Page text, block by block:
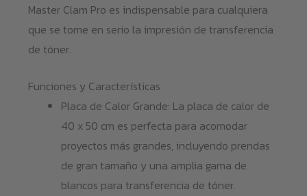
Master Clam Pro es indispensable para cualquiera
que se tome en serio la impresión de transferencia
de tóner.
Funciones y Características
Placa de Calor Grande: La placa de calor de
40 x 50 cm es perfecta para acomodar
proyectos más grandes, incluyendo prendas
de gran tamaño y una amplia gama de
blancos para transferencia de tóner.